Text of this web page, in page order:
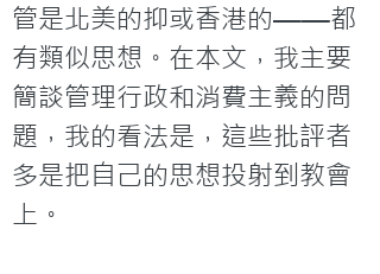
管是北美的抑或香港的——都
有類似思想。在本文，我主要
簡談管理行政和消費主義的問
題，我的看法是，這些批評者
多是把自己的思想投射到教會
上。